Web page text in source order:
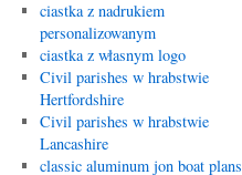
ciastka z nadrukiem
personalizowanym
ciastka z własnym logo
Civil parishes w hrabstwie
Hertfordshire
Civil parishes w hrabstwie
Lancashire
classic aluminum jon boat plans